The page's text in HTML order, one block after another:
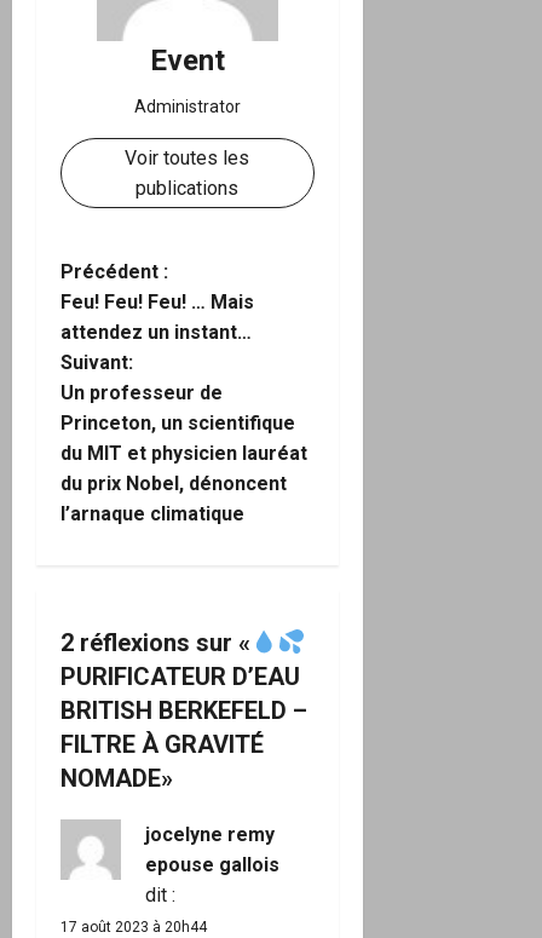
Event
Administrator
Voir toutes les
publications
N
a
v
i
g
a
i
o
n
d
a
Précédent :
Feu! Feu! Feu! … Mais
attendez un instant…
Suivant:
Un professeur de
Princeton, un scientifique
du MIT et physicien lauréat
du prix Nobel, dénoncent
l’arnaque climatique
2 réflexions sur «
PURIFICATEUR D’EAU
BRITISH BERKEFELD –
FILTRE À GRAVITÉ
NOMADE»
jocelyne remy
epouse gallois
dit :
17 août 2023 à 20h44